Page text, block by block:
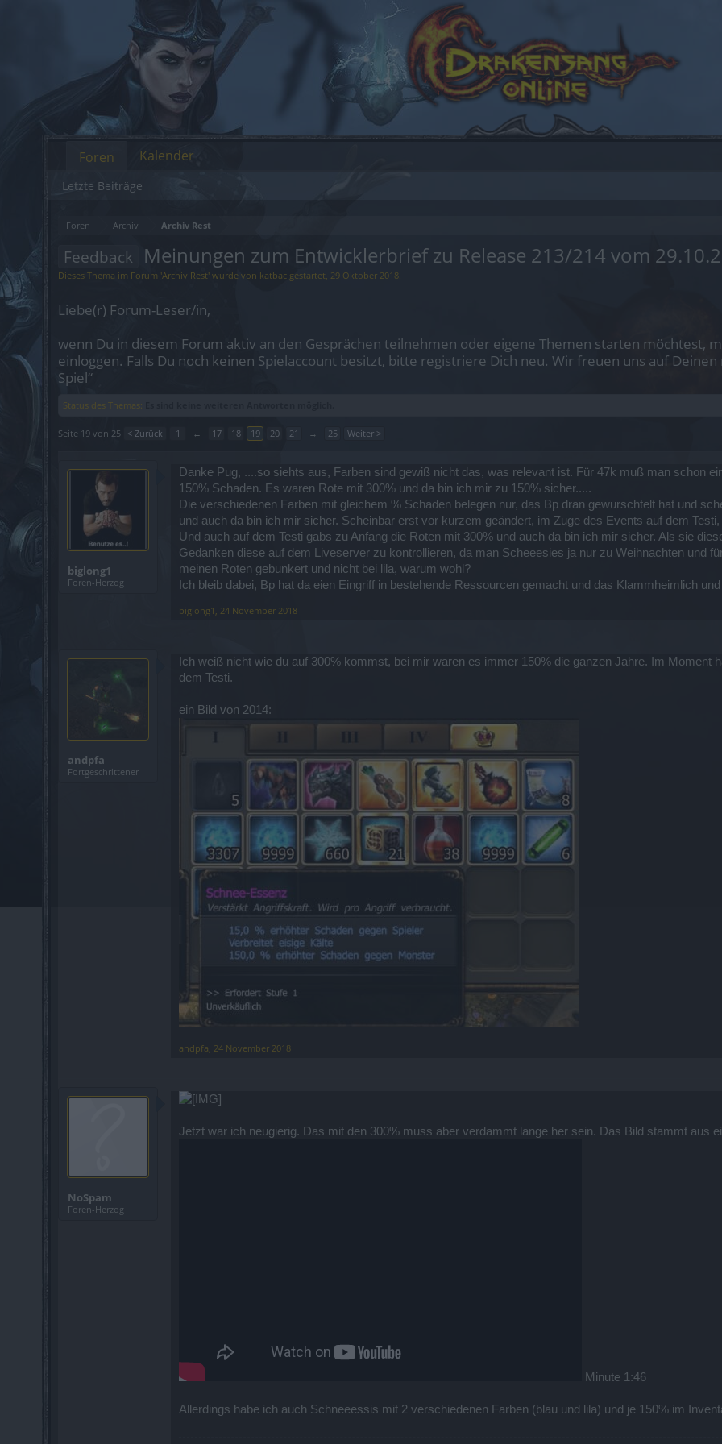
Foren Archiv Archiv Rest
Feedback Meinungen zum Entwicklerbrief zu Release 213/214 vom
Dieses Thema im Forum 'Archiv Rest' wurde von katbac gestartet, 29 Oktober 2018.
Liebe(r) Forum-Leser/in,
wenn Du in diesem Forum aktiv an den Gesprächen teilnehmen oder eigene Themen starten möchtest,
einloggen. Falls Du noch keinen Spielaccount besitzt, bitte registriere Dich neu. Wir freuen uns auf
Spiel“
Status des Themas:
Seite 19 von 25 < Zurück 1 ← 17 18 19 20 21 → 25 Weiter >
biglong1
Foren-Herzog
Danke Pug, ....so siehts aus, Farben sind gewiß nicht das, was relevant ist. Für 47k muß man schon
150% Schaden. Es waren Rote mit 300% und da bin ich mir zu 150% sicher.....
Die verschiedenen Farben mit gleichem % Schaden belegen nur, das Bp dran gewurschtelt hat und
und auch da bin ich mir sicher. Scheinbar erst vor kurzem geändert, im Zuge des Events auf dem
Und auch auf dem Testi gabs zu Anfang die Roten mit 300% und auch da bin ich mir sicher. Als sie
Gedanken diese auf dem Liveserver zu kontrollieren, da man Scheeesies ja nur zu Weihnachten und
meinen Roten gebunkert und nicht bei lila, warum wohl?
Ich bleib dabei, Bp hat da eien Eingriff in bestehende Ressourcen gemacht und das Klammheimlich
biglong1 , 24 November 2018
andpfa
Fortgeschrittener
Ich weiß nicht wie du auf 300% kommst, bei mir waren es immer 150% die ganzen Jahre. Im Moment
dem Testi.
ein Bild von 2014:
andpfa, 24 November 2018
NoSpam
Foren-Herzog
Jetzt war ich neugierig. Das mit den 300% muss aber verdammt lange her sein. Das Bild stammt aus
Minute 1:46
Allerdings habe ich auch Schneeessis mit 2 verschiedenen Farben (blau und lila) und je 150% im
Foren
Letzte Beiträge
Kalender